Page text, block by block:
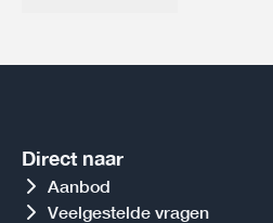
Direct naar
Aanbod
Veelgestelde vragen